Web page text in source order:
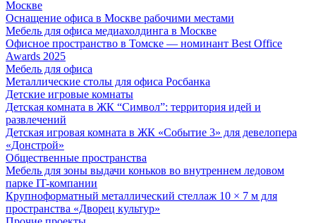
Москве
Оснащение офиса в Москве рабочими местами
Мебель для офиса медиахолдинга в Москве
Офисное пространство в Томске — номинант Best Office
Awards 2025
Мебель для офиса
Металлические столы для офиса Росбанка
Детские игровые комнаты
Детская комната в ЖК “Символ”: территория идей и
развлечений
Детская игровая комната в ЖК «Событие 3» для девелопера
«Донстрой»
Общественные пространства
Мебель для зоны выдачи коньков во внутреннем ледовом
парке IT-компании
Крупноформатный металлический стеллаж 10 × 7 м для
пространства «Дворец культур»